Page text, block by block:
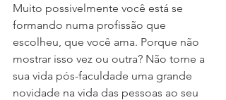
Muito possivelmente você está se
formando numa profissão que
escolheu, que você ama. Porque não
mostrar isso vez ou outra? Não torne a
sua vida pós-faculdade uma grande
novidade na vida das pessoas ao seu